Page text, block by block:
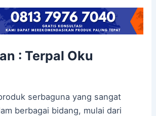
: Terpal Oku
serbaguna yang sangat
berbagai bidang, mulai dari